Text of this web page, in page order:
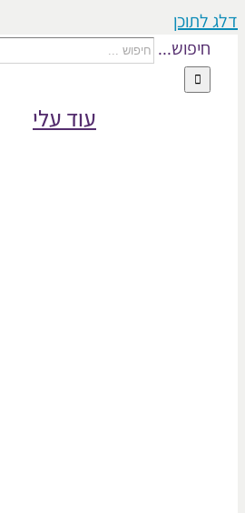
דלג לתוכן
חיפוש...
עוד עלי